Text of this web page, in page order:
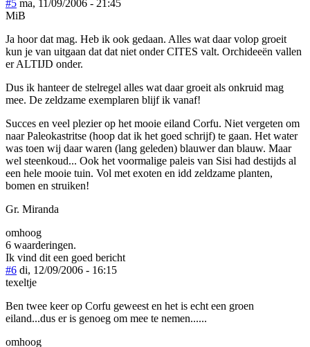
#5 ma, 11/09/2006 - 21:45
MiB
Ja hoor dat mag. Heb ik ook gedaan. Alles wat daar volop groeit
kun je van uitgaan dat dat niet onder CITES valt. Orchideeën vallen
er ALTIJD onder.
Dus ik hanteer de stelregel alles wat daar groeit als onkruid mag
mee. De zeldzame exemplaren blijf ik vanaf!
Succes en veel plezier op het mooie eiland Corfu. Niet vergeten om
naar Paleokastritse (hoop dat ik het goed schrijf) te gaan. Het water
was toen wij daar waren (lang geleden) blauwer dan blauw. Maar
wel steenkoud... Ook het voormalige paleis van Sisi had destijds al
een hele mooie tuin. Vol met exoten en idd zeldzame planten,
bomen en struiken!
Gr. Miranda
omhoog
6 waarderingen.
Ik vind dit een goed bericht
#6 di, 12/09/2006 - 16:15
texeltje
Ben twee keer op Corfu geweest en het is echt een groen
eiland...dus er is genoeg om mee te nemen......
omhoog